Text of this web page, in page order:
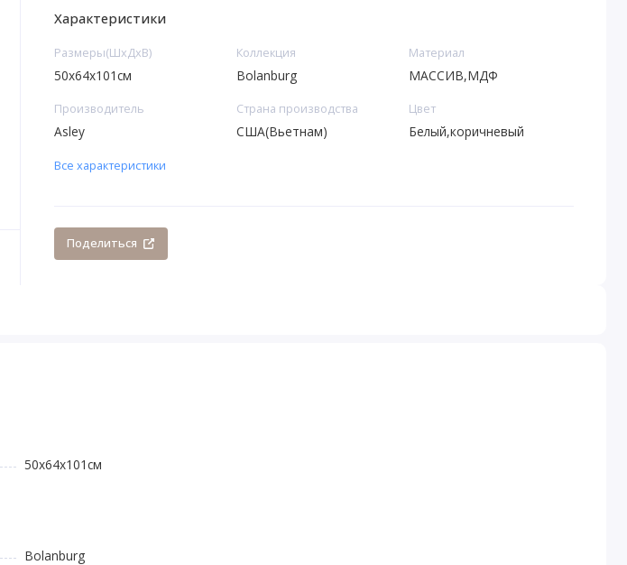
Характеристики
Размеры(ШхДхВ)
50х64х101см
Коллекция
Bolanburg
Материал
МАССИВ,МДФ
Производитель
Asley
Страна производства
США(Вьетнам)
Цвет
Белый,коричневый
Все характеристики
Поделиться
50х64х101см
Bolanburg